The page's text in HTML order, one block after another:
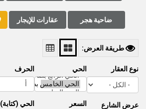
ضاحية هجر عقارات للإيجار
طريقة العرض:
نوع العقار
عرض الشارع
الحي
السعر
الحرف
الحي (كتابة)